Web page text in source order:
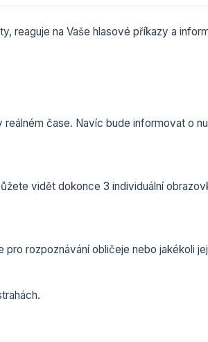
reaguje na Vaše hlasové příkazy a
čase. Navíc bude informovat o
vidět dokonce 3 individuální
rozpoznávání obličeje nebo jakékoli